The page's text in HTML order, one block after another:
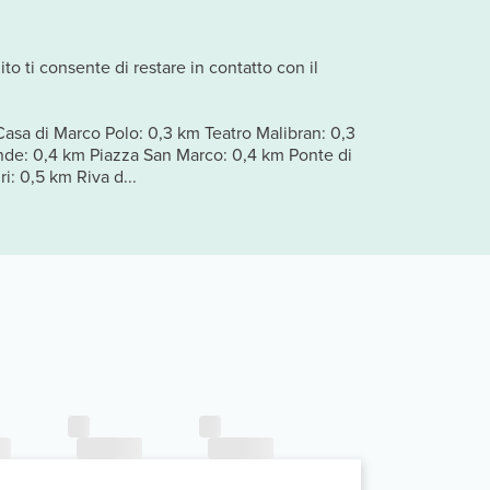
ti consente di restare in contatto con il
di Marco Polo: 0,3 km Teatro Malibran: 0,3
0,4 km Piazza San Marco: 0,4 km Ponte di
0,5 km Riva d...